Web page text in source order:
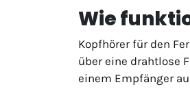
Wie
Kopfhörer für den
über eine drahtlose
einem Empfänger